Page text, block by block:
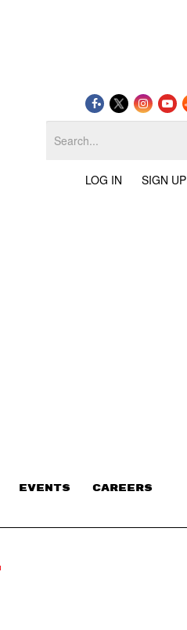
LOG IN SIGN UP
EVENTS CAREERS